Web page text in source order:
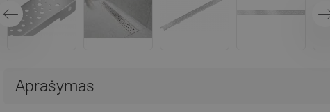
Aprašymas